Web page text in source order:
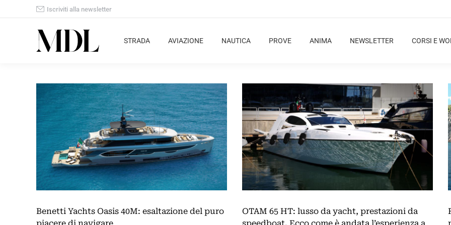
Iscriviti alla newsletter
STRADA AVIAZIONE NAUTICA PROVE ANIMA NEWSLETTER CORSI E
Benetti Yachts Oasis 40M: esaltazione del puro
OTAM 65 HT: lusso da yacht, prestazioni da